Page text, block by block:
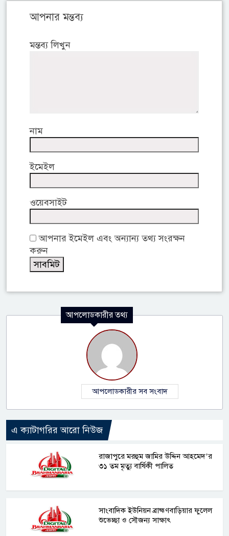
আপনার মন্তব্য
মন্তব্য লিখুন
নাম
ইমেইল
ওয়েবসাইট
আপনার ইমেইল এবং অন্যান্য তথ্য সংরক্ষন
করুন
আপলোডকারীর তথ্য
আপলোডকারীর সব সংবাদ
এ ক্যাটাগরির আরো নিউজ
রাজাপুরে মরহুম জামির উদ্দিন আহমেদ’র
৩১ তম মৃত্যু বার্ষিকী পালিত
সাংবাদিক ইউনিয়ন ব্রাহ্মণবাড়িয়ার ফুলেল
শুভেচ্ছা ও সৌজন্য সাক্ষাৎ